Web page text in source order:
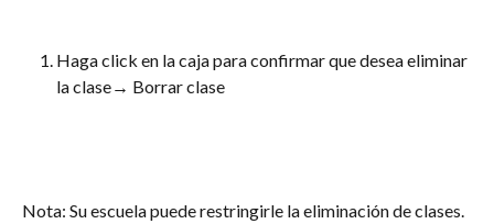
Haga click en la caja para confirmar que desea eliminar
la clase→ Borrar clase
Nota: Su escuela puede restringirle la eliminación de clases.